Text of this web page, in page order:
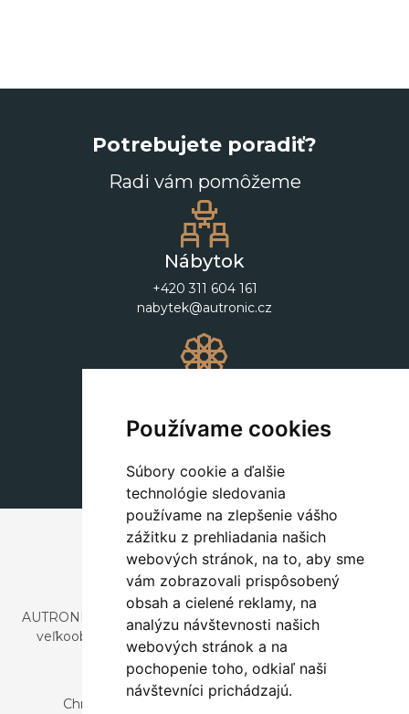
Používame cookies
Súbory cookie a ďalšie
technológie sledovania
používame na zlepšenie vášho
zážitku z prehliadania našich
webových stránok, na to, aby sme
vám zobrazovali prispôsobený
obsah a cielené reklamy, na
analýzu návštevnosti našich
webových stránok a na
pochopenie toho, odkiaľ naši
návštevníci prichádzajú.
Potrebujete poradiť?
Radi vám pomôžeme
Nábytok
+420 311 604 161
nabytek@autronic.cz
+420 311 604 182
dekorace@autronic.cz
AUTRONIC, s.r.o. je spoločnosť zaoberajúca sa dovozom a
veľkoobchodným predajom dizajnového aj štýlového
nábytku a dekorácií.
Česká republika
Chrustenice 270, 267 12 Loděnice u Berouna